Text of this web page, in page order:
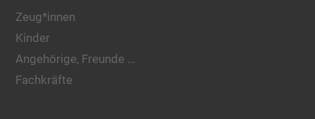
Zeug*innen
Kinder
Angehörige, Freunde …
Fachkräfte